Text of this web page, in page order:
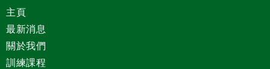
主頁
最新消息
關於我們
訓練課程